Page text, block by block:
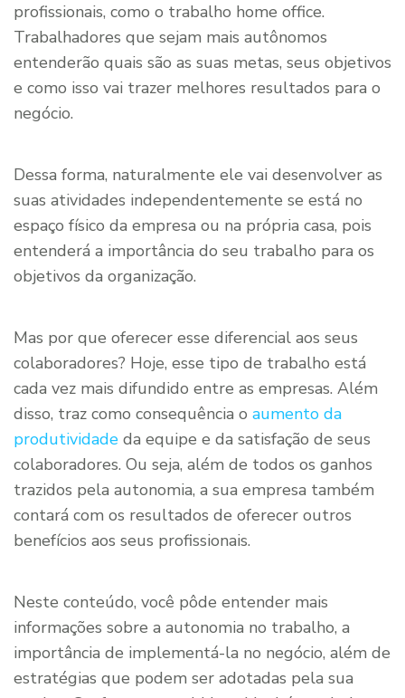
profissionais, como o trabalho home office.
Trabalhadores que sejam mais autônomos
entenderão quais são as suas metas, seus objetivos
e como isso vai trazer melhores resultados para o
negócio.
Dessa forma, naturalmente ele vai desenvolver as
suas atividades independentemente se está no
espaço físico da empresa ou na própria casa, pois
entenderá a importância do seu trabalho para os
objetivos da organização.
Mas por que oferecer esse diferencial aos seus
colaboradores? Hoje, esse tipo de trabalho está
cada vez mais difundido entre as empresas. Além
disso, traz como consequência o aumento da
produtividade da equipe e da satisfação de seus
colaboradores. Ou seja, além de todos os ganhos
trazidos pela autonomia, a sua empresa também
contará com os resultados de oferecer outros
benefícios aos seus profissionais.
Neste conteúdo, você pôde entender mais
informações sobre a autonomia no trabalho, a
importância de implementá-la no negócio, além de
estratégias que podem ser adotadas pela sua